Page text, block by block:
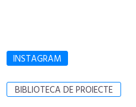
INSTAGRAM
BIBLIOTECA DE PROIECTE